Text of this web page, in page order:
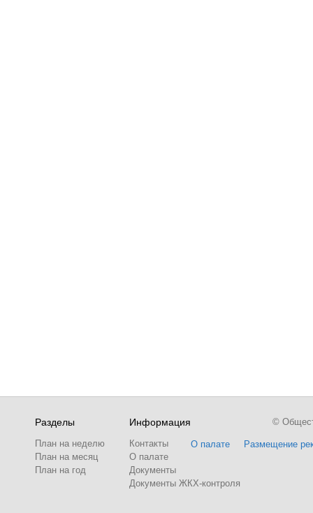
Разделы
План на неделю
План на месяц
План на год
Информация
Контакты
О палате
Документы
Документы ЖКХ-контроля
О палате Размещение
©